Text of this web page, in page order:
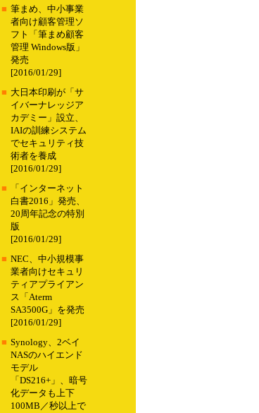
■ 筆まめ、中小事業
者向け顧客管理ソ
フト「筆まめ顧客
管理 Windows版」
発売
[2016/01/29]
■ 大日本印刷が「サ
イバーナレッジア
カデミー」設立、
IAIの訓練システム
でセキュリティ技
術者を養成
[2016/01/29]
■
「インターネット
白書2016」発売、
20周年記念の特別
版
[2016/01/29]
■ NEC、中小規模事
業者向けセキュリ
ティアプライアン
ス「Aterm
SA3500G」を発売
[2016/01/29]
■ Synology、2ベイ
NASのハイエンド
モデル
「DS216+」、暗号
化データも上下
100MB／秒以上で